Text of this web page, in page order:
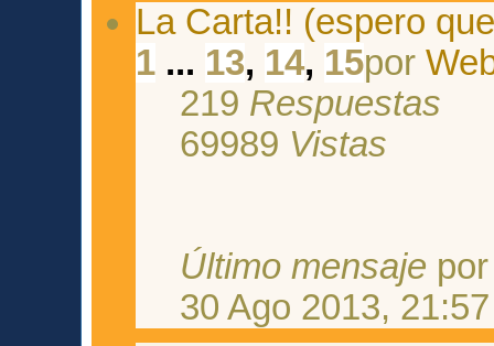
La Carta!! (espero
1 ... 13, 14, 15por
219 Respuestas
69989 Vistas
Último mensaje
30 Ago 2013, 21:57